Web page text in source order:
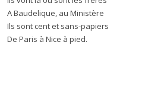
A Baudelique, au Ministère
Ils sont cent et sans-papiers
De Paris à Nice à pied.